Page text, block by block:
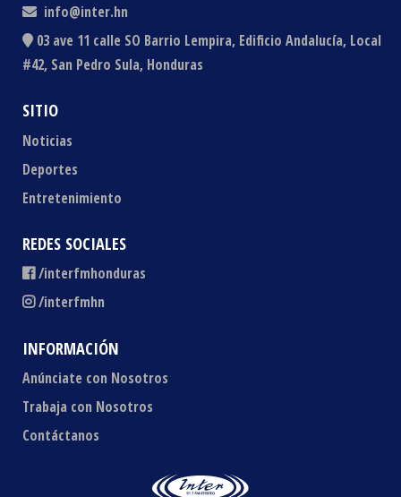
info@inter.hn
03 ave 11 calle SO Barrio Lempira, Edificio Andalucía, Local
#42, San Pedro Sula, Honduras
SITIO
Noticias
Deportes
Entretenimiento
REDES SOCIALES
/interfmhonduras
/interfmhn
INFORMACIÓN
Anúnciate con Nosotros
Trabaja con Nosotros
Contáctanos